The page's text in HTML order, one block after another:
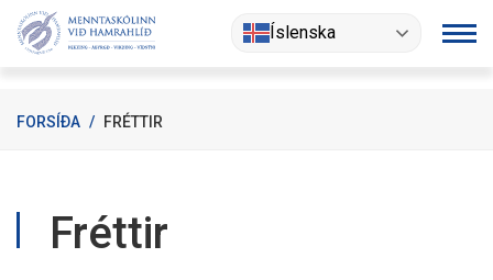
Fara
Íslenska
FORSÍÐA / FRÉTTIR
Fréttir